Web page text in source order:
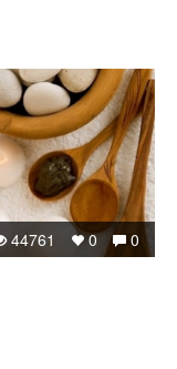
0
0
44761